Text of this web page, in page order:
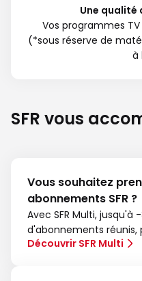
Une qualité
Vos programmes
(*sous réserve de
à
SFR vous
Vous souhaitez
abonnements SFR ?
Avec SFR Multi, jusqu'à
d'abonnements réunis,
Découvrir SFR Multi